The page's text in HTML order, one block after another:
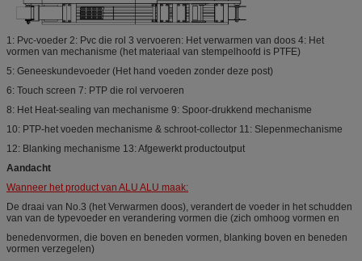
1: Pvc-voeder 2: Pvc die rol 3 vervoeren: Het verwarmen van doos 4: Het
vormen van mechanisme (het materiaal van stempelhoofd is PTFE)
5: Geneeskundevoeder (Het hand voeden zonder deze post)
6: Touch screen 7: PTP die rol vervoeren
8: Het Heat-sealing van mechanisme 9: Spoor-drukkend mechanisme
10: PTP-het voeden mechanisme & schroot-collector 11: Slepenmechanisme
12: Blanking mechanisme 13: Afgewerkt productoutput
Aandacht
Wanneer het product van ALU ALU maak:
De draai van No.3 (het Verwarmen doos), verandert de voeder in het schudden
van van de typevoeder en verandering vormen die (zich omhoog vormen en
benedenvormen, die boven en beneden vormen, blanking boven en beneden
vormen verzegelen)